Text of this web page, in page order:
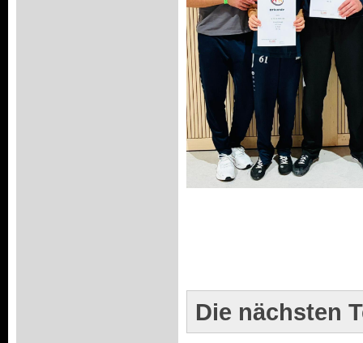
Die nächsten